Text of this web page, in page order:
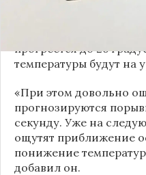
прогреется до 26
температуры будут на
«При этом довольно
прогнозируются
секунду. Уже на
ощутят приближение
понижение
добавил он.